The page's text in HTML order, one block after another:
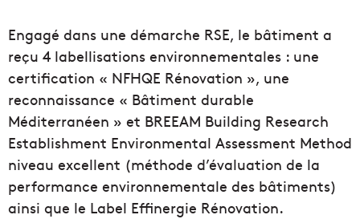
Engagé dans une démarche RSE, le bâtiment a
reçu 4 labellisations environnementales : une
certification « NFHQE Rénovation », une
reconnaissance « Bâtiment durable
Méditerranéen » et BREEAM Building Research
Establishment Environmental Assessment Method
niveau excellent (méthode d’évaluation de la
performance environnementale des bâtiments)
ainsi que le Label Effinergie Rénovation.